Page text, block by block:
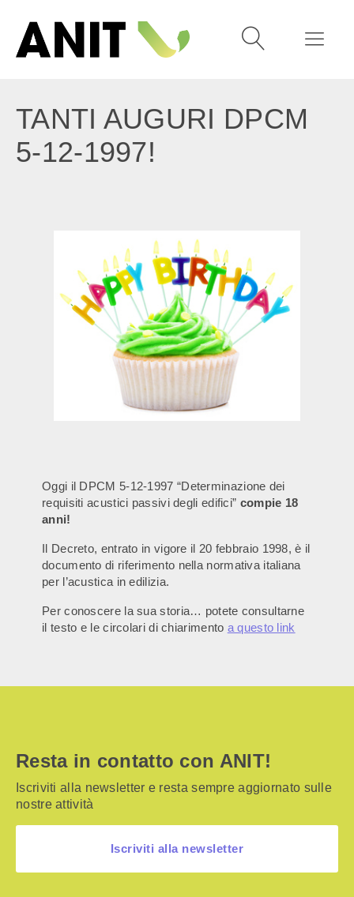
TANTI AUGURI DPCM
5-12-1997!
Oggi il DPCM 5-12-1997 “Determinazione dei
requisiti acustici passivi degli edifici” compie 18
anni!
Il Decreto, entrato in vigore il 20 febbraio 1998, è il
documento di riferimento nella normativa italiana
per l’acustica in edilizia.
Per conoscere la sua storia… potete consultarne
il testo e le circolari di chiarimento a questo link
Resta in contatto con ANIT!
Iscriviti alla newsletter e resta sempre aggiornato sulle
nostre attività
Iscriviti alla newsletter